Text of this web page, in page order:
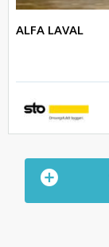
ALFA LAVAL